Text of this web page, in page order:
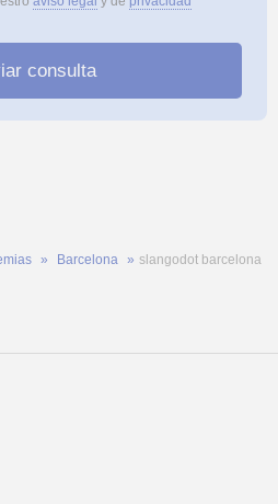
Barcelona slangodot barcelona